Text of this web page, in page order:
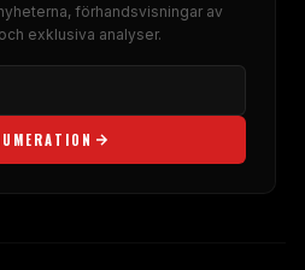
förhandsvisningar av
exklusiva analyser.